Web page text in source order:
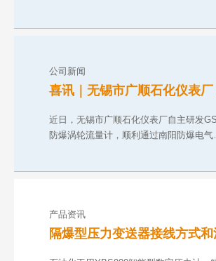
公司新闻
喜讯｜无锡市广顺石化仪表厂
粉双防爆合格证
近日，无锡市广顺石化仪表厂自主研发
防爆涡轮流量计，顺利通过南阳防爆电气
产品资讯
隔爆型压力变送器接线方式和